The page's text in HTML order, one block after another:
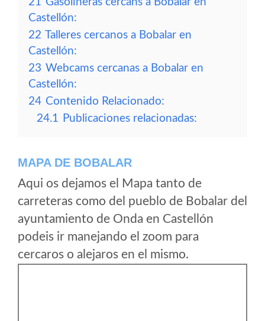
Castellón:
22 Talleres cercanos a Bobalar en
Castellón:
23 Webcams cercanas a Bobalar en
Castellón:
24 Contenido Relacionado:
24.1 Publicaciones relacionadas:
MAPA DE BOBALAR
Aqui os dejamos el Mapa tanto de
carreteras como del pueblo de Bobalar del
ayuntamiento de Onda en Castellón
podeis ir manejando el zoom para
cercaros o alejaros en el mismo.